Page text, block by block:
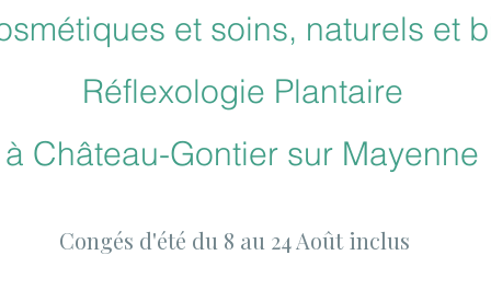
et soins, naturels et
Réflexologie Plantaire
à Château-Gontier sur Mayenne
Congés d'été du 8 au 24 Août inclus